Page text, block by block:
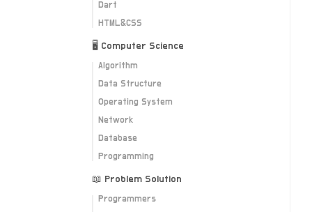
Dart
HTML&CSS
🖥 Computer Science
Algorithm
Data Structure
Operating System
Network
Database
Programming
📖 Problem Solution
Programmers